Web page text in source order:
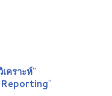
คราะห์"
"